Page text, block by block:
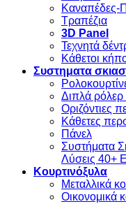
Καναπέδες-
Τραπέζια
3D Panel
Τεχνητά
Κάθετοι
Συστηματα
Διπλά
Οριζόντιες
Κάθετες
Πάνελ
Συστήματα
Λύσεις 40+
Κουρτινόξυλα
Μεταλλικά
Οικονομικά